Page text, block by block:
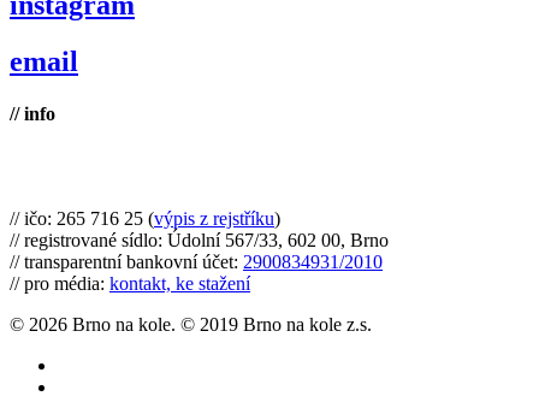
email
// info
// ičo: 265 716 25 (výpis z rejstříku)
// registrované sídlo: Údolní 567/33, 602 00, Brno
// transparentní bankovní účet: 2900834931/2010
// pro média: kontakt, ke stažení
© 2026 Brno na kole. © 2019 Brno na kole z.s.